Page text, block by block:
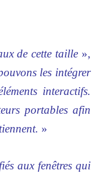
de cette taille »,
les intégrer
interactifs.
portables afin
»
aux fenêtres qui